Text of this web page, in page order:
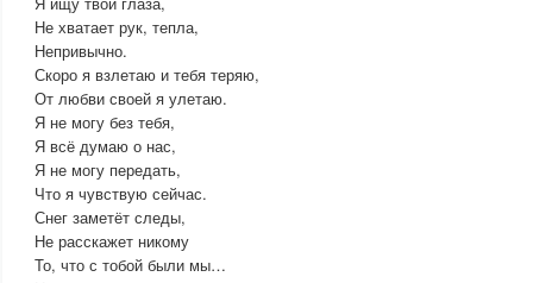
Не хватает рук, тепла,
Непривычно.
Скоро я взлетаю и тебя теряю,
От любви своей я улетаю.
Я не могу без тебя,
Я всё думаю о нас,
Я не могу передать,
Что я чувствую сейчас.
Снег заметёт следы,
Не расскажет никому
То, что с тобой были мы…